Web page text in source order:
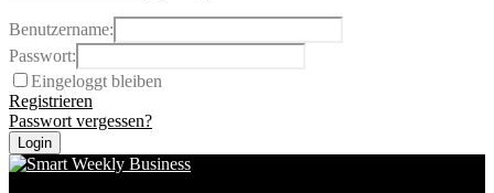
Benutzername:
Passwort:
Eingeloggt bleiben
Registrieren
Passwort vergessen?